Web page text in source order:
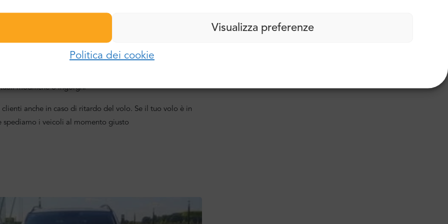
Visualizza preferenze
Politica dei cookie
per garantire che il tuo viaggio inizi e finisca
modifiche o ingorghi
anche in caso di ritardo del volo. Se il tuo volo è in
i veicoli al momento giusto